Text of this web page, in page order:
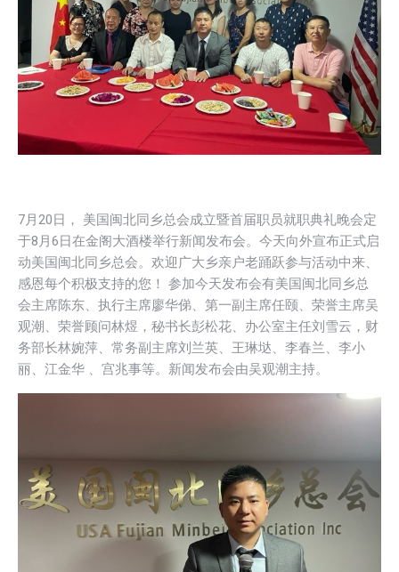
7月20日， 美国闽北同乡总会成立暨首届职员就职典礼晚会定
于8月6日在金阁大酒楼举行新闻发布会。今天向外宣布正式启
动美国闽北同乡总会。欢迎广大乡亲户老踊跃参与活动中来、
感恩每个积极支持的您！ 参加今天发布会有美国闽北同乡总
会主席陈东、执行主席廖华俤、第一副主席任颐、荣誉主席吴
观潮、荣誉顾问林煜，秘书长彭松花、办公室主任刘雪云，财
务部长林婉萍、常务副主席刘兰英、王琳垯、李春兰、李小
丽、江金华 、宫兆事等。新闻发布会由吴观潮主持。